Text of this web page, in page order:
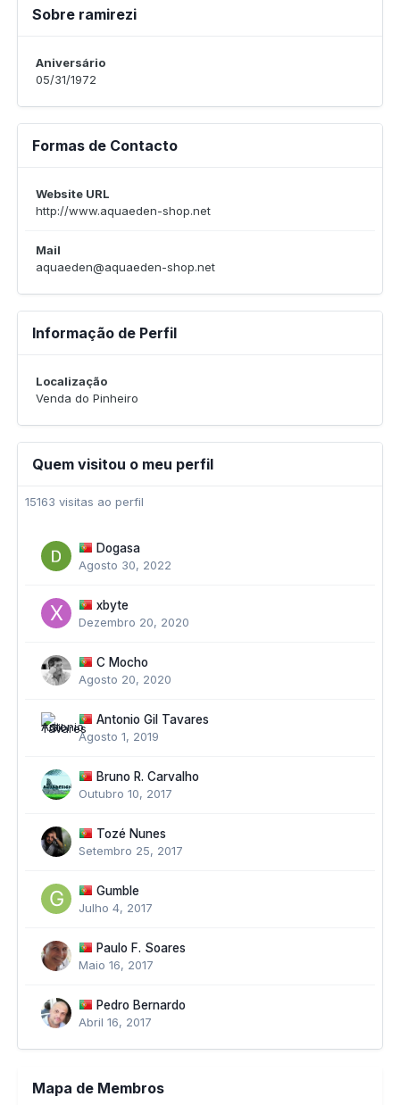
Sobre ramirezi
Aniversário
05/31/1972
Formas de Contacto
Website URL
http://www.aquaeden-shop.net
Mail
aquaeden@aquaeden-shop.net
Informação de Perfil
Localização
Venda do Pinheiro
Quem visitou o meu perfil
15163 visitas ao perfil
Dogasa
Agosto 30, 2022
xbyte
Dezembro 20, 2020
C Mocho
Agosto 20, 2020
Antonio Gil Tavares
Agosto 1, 2019
Bruno R. Carvalho
Outubro 10, 2017
Tozé Nunes
Setembro 25, 2017
Gumble
Julho 4, 2017
Paulo F. Soares
Maio 16, 2017
Pedro Bernardo
Abril 16, 2017
Mapa de Membros